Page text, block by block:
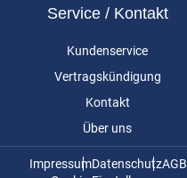
Service / Kontakt
Kundenservice
Vertragskündigung
Kontakt
Über uns
ImpressumDatenschutzAGB